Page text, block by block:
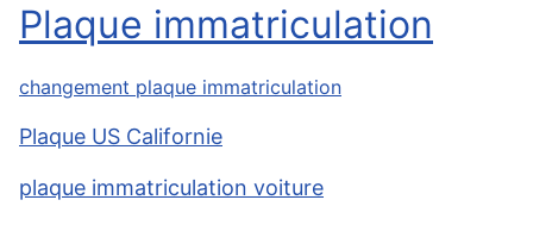
Plaque immatriculation
changement plaque immatriculation
Plaque US Californie
plaque immatriculation voiture